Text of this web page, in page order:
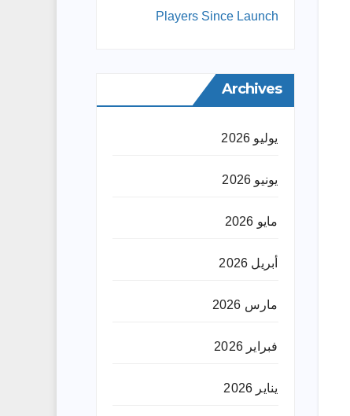
Players Since Launch
Archives
يوليو 2026
يونيو 2026
مايو 2026
أبريل 2026
مارس 2026
فبراير 2026
يناير 2026